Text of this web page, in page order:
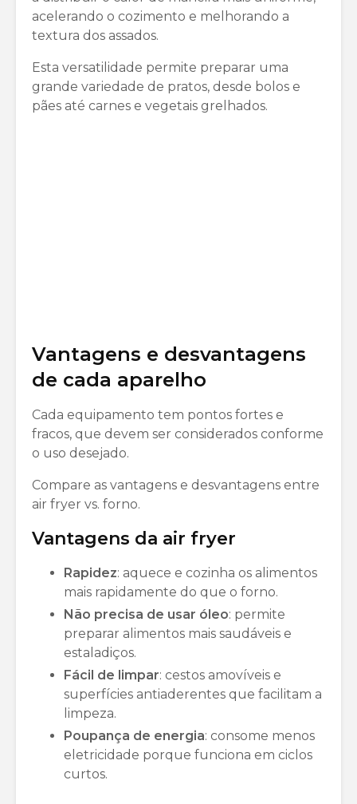
acelerando o cozimento e melhorando a
textura dos assados.
Esta versatilidade permite preparar uma
grande variedade de pratos, desde bolos e
pães até carnes e vegetais grelhados.
Vantagens e desvantagens
de cada aparelho
Cada equipamento tem pontos fortes e
fracos, que devem ser considerados conforme
o uso desejado.
Compare as vantagens e desvantagens entre
air fryer vs. forno.
Vantagens da air fryer
Rapidez: aquece e cozinha os alimentos
mais rapidamente do que o forno.
Não precisa de usar óleo: permite
preparar alimentos mais saudáveis e
estaladiços.
Fácil de limpar: cestos amovíveis e
superfícies antiaderentes que facilitam a
limpeza.
Poupança de energia: consome menos
eletricidade porque funciona em ciclos
curtos.